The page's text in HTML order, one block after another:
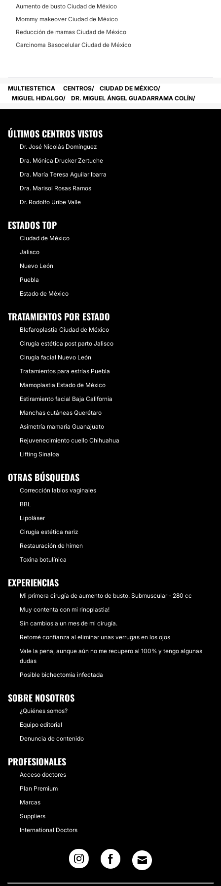
Aumento de busto Ciudad de México
Mommy makeover Ciudad de México
Reducción de mamas Ciudad de México
Carcinoma Basocelular Ciudad de México
MULTIESTETICA CENTROS
CIUDAD DE MÉXICO
MIGUEL HIDALGO
DR. MIGUEL ÁNGEL GUADARRAMA COLÍN
ÚLTIMOS CENTROS VISTOS
Dr. José Nicolás Domínguez
Dra. Mónica Drucker Zertuche
Dra. María Teresa Aguilar Ibarra
Dra. Marisol Rosas Ramos
Dr. Rodolfo Uribe Valle
ESTADOS TOP
Ciudad de México
Jalisco
Nuevo León
Puebla
Estado de México
TRATAMIENTOS POR ESTADO
Blefaroplastia Ciudad de México
Cirugía estética post parto Jalisco
Cirugía facial Nuevo León
Tratamientos para estrías Puebla
Mamoplastia Estado de México
Estiramiento facial Baja California
Manchas cutáneas Querétaro
Asimetría mamaria Guanajuato
Rejuvenecimiento cuello Chihuahua
Lifting Sinaloa
OTRAS BÚSQUEDAS
Corrección labios vaginales
BBL
Lipoláser
Cirugía estética nariz
Restauración de himen
Toxina botulínica
EXPERIENCIAS
Mi primera cirugía de aumento de busto. Submuscular - 280 cc
Muy contenta con mi rinoplastia!
Sin cambios a un mes de mi cirugía.
Retomé confianza al eliminar unas verrugas en los ojos
Vale la pena, aunque aún no me recupero al 100% y tengo algunas
dudas
Posible bichectomia infectada
SOBRE NOSOTROS
¿Quiénes somos?
Equipo editorial
Denuncia de contenido
PROFESIONALES
Acceso doctores
Plan Premium
Marcas
Suppliers
International Doctors